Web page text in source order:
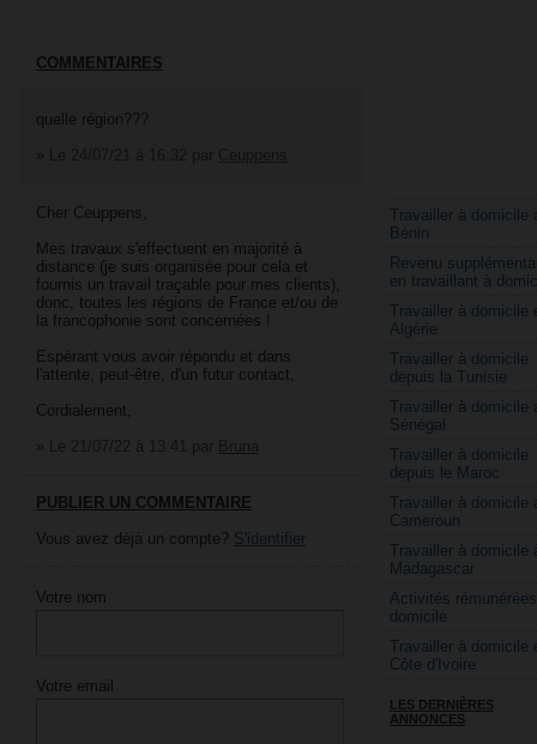
Travailler à domicile
Bénin
Revenu
en travaillant à
Travailler à domicile
Algérie
Travailler à domicile
depuis la Tunisie
Travailler à domicile
Sénégal
Travailler à domicile
depuis le Maroc
Travailler à domicile
Cameroun
Travailler à domicile
Madagascar
Activités
domicile
Travailler à domicile
Côte d'Ivoire
LES DERNIÈRES
ANNONCES
COMMENTAIRES
quelle région???
»
Cher Ceuppens,
Mes travaux s'effectuent en majorité à
distance (je suis organisée pour cela et
fournis un travail traçable pour mes clients),
donc, toutes les régions de France et/ou de
la francophonie sont concernées !
Espérant vous avoir répondu et dans
l'attente, peut-être, d'un futur contact,
Cordialement,
»
PUBLIER UN COMMENTAIRE
Vous avez déjà un compte? S'identifier
Votre nom
Votre email